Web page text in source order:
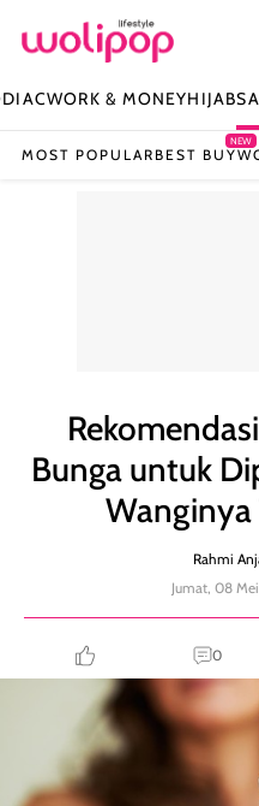
WORK & MONEYHIJAB
MOST POPULAR BEST BUY
NEW
Bunga untuk
Wanginya
Rahmi
Jumat, 08
0